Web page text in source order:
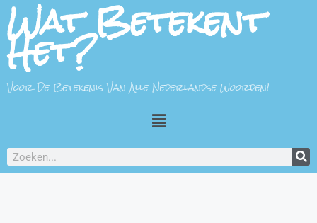
Wat Betekent
Het?
Voor De Betekenis Van Alle Nederlandse Woorden!